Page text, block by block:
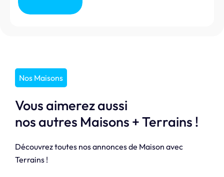
Nos Maisons
Vous aimerez aussi
nos autres Maisons + Terrains !
Découvrez toutes nos annonces de Maison avec
Terrains !